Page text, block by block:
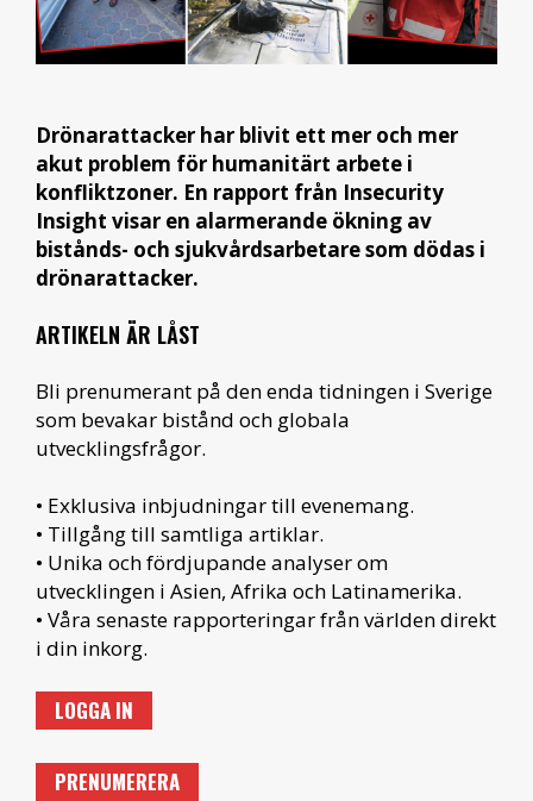
Drönarattacker har blivit ett mer och mer
akut problem för humanitärt arbete i
konfliktzoner. En rapport från Insecurity
Insight visar en alarmerande ökning av
bistånds- och sjukvårdsarbetare som dödas i
drönarattacker.
ARTIKELN ÄR LÅST
Bli prenumerant på den enda tidningen i Sverige
som bevakar bistånd och globala
utvecklingsfrågor.
• Exklusiva inbjudningar till evenemang.
• Tillgång till samtliga artiklar.
• Unika och fördjupande analyser om
utvecklingen i Asien, Afrika och Latinamerika.
• Våra senaste rapporteringar från världen direkt
i din inkorg.
LOGGA IN
PRENUMERERA